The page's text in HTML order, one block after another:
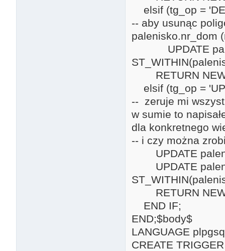
elsif (tg_op =
-- aby usunąc
palenisko.nr_dom
UPDATE
RETURN
elsif (tg_op =
-- zeruje mi
w sumie to
dla konkretnego
-- i czy można
UPDATE
UPDATE
RETURN
END IF;
END;$body$
LANGUAGE
CREATE